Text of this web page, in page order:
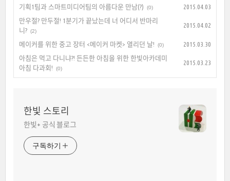
기획1팀과 스마트미디어팀의 아름다운 만남(?) (0)
2015.04.03
만우절? 만두절! 1분기가 끝났는데 너 어디서 반마리
니? (2)
2015.04.02
메이커를 위한 중고 장터 <메이커 마켓> 열리던 날! (0)
2015.03.30
아침은 먹고 다니냐?! 든든한 아침을 위한 한빛아카데미
아침 다과회!
(0)
2015.03.23
한빛 스토리
한빛+ 공식 블로그
구독하기